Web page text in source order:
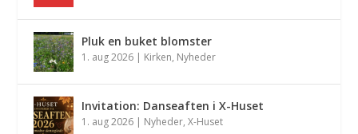
Pluk en buket blomster
1. aug 2026 | Kirken, Nyheder
Invitation: Danseaften i X-Huset
1. aug 2026 | Nyheder,X-Huset